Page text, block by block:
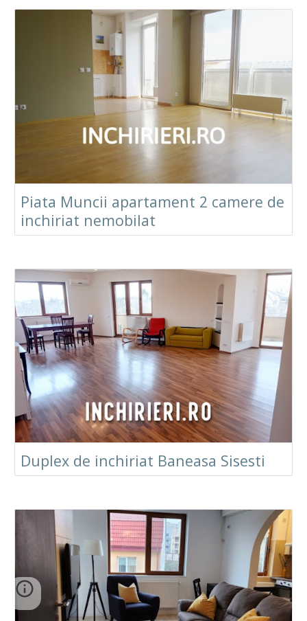
Piata Muncii apartament 2 camere de
inchiriat nemobilat
Duplex de inchiriat Baneasa Sisesti